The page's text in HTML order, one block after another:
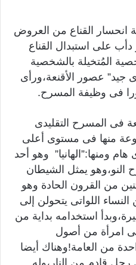
انحسار القناع من العروض
على استبدال القناع
المُتخيلة بالشخصية
جيد” عصور الأقنعة،ورأى
فى وظيفة المسرح.
فى المسرح التقليدى
منها فى مستوى أعلى
ومنها:”الهانيا” وهو أحد
النو،وهو يمثل الشيطان
من القرون الحادة وهو
اللواتى يتحولن إلى
استخدامه بداية من
يعنى امرأة من أصول
من العامة!وهناك أيضا
رجل قادم من النار،وله